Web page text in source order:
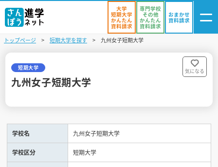
資料リスト
進学イベント
入試・受験入門
大学
短期大学
かんたん
資料請求
専門学校
その他
かんたん
資料請求
おまかせ
資料請求
トップページ 短期大学を探す 九州女子短期大学
短期大学
九州女子短期大学
気になる
学校名 九州女子短期大学
学校区分 短期大学